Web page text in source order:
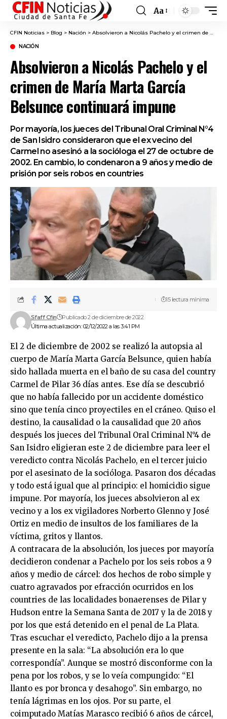
Font
Resizer
Aa
CFIN Noticias > Blog > Nación > Absolvieron a Nicolás Pachelo y el crimen de María Marta García Belsunce continuará impune
NACIÓN
Absolvieron a Nicolás Pachelo y el
crimen de María Marta García
Belsunce continuará impune
Por mayoría, los jueces del Tribunal Oral Criminal N°4
de San Isidro consideraron que el ex vecino del
Carmel no asesinó a la socióloga el 27 de octubre de
2002. En cambio, lo condenaron a 9 años y medio de
prisión por seis robos en countries
Última actualización: 02/12/2022 a las 3:41 PM
Sfaff Cfin Publicado 2 de diciembre de 2022
15 lectura mínima
El 2 de diciembre de 2002 se realizó la autopsia al
cuerpo de María Marta García Belsunce, quien había
sido hallada muerta en el baño de su casa del country
Carmel de Pilar 36 días antes. Ese día se descubrió
que no había fallecido por un accidente doméstico
sino que tenía cinco proyectiles en el cráneo. Quiso el
destino, la causalidad o la causalidad que 20 años
después los jueces del Tribunal Oral Criminal N°4 de
San Isidro eligieran este 2 de diciembre para leer el
veredicto contra Nicolás Pachelo, en el tercer juicio
por el asesinato de la socióloga. Pasaron dos décadas
y todo está igual que al principio: el homicidio sigue
impune. Por mayoría, los jueces absolvieron al ex
vecino y a los ex vigiladores Norberto Glenno y José
Ortiz en medio de insultos de los familiares de la
víctima, gritos y llantos.
A contracara de la absolución, los jueces por mayoría
decidieron condenar a Pachelo por los seis robos a 9
años y medio de cárcel: dos hechos de robo simple y
cuatro agravados por efracción ocurridos en los
countries de las localidades bonaerenses de Pilar y
Hudson entre la Semana Santa de 2017 y la de 2018 y
por los que está detenido en el penal de La Plata.
Tras escuchar el veredicto, Pachelo dijo a la prensa
presente en la sala: “La absolución era lo que
correspondía”. Aunque se mostró disconforme con la
pena por los robos, y se lo veía compungido: “El
llanto es por bronca y desahogo”. Sin embargo, no
tenía lágrimas en los ojos. Por su parte, el
coimputado Matías Marasco recibió 6 años de cárcel,